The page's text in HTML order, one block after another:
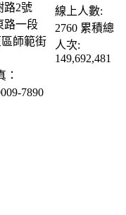
路2號
路一段
師範街
：
7890
線上人數:
2760 累積總
人次:
149,692,481